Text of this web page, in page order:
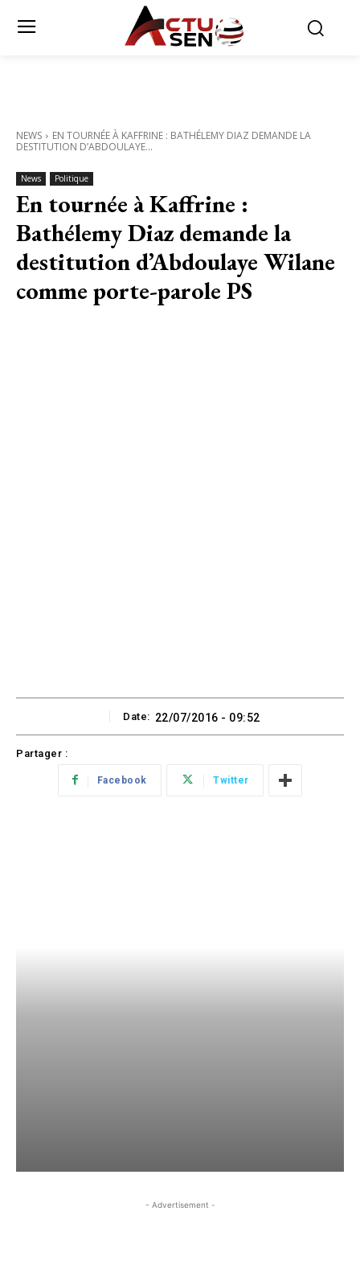
NEWS
EN TOURNÉE À KAFFRINE : BATHÉLEMY DIAZ DEMANDE LA
DESTITUTION D’ABDOULAYE...
News Politique
En tournée à Kaffrine :
Bathélemy Diaz demande la
destitution d’Abdoulaye Wilane
comme porte-parole PS
Date: 22/07/2016 - 09:52
Partager :
Facebook Twitter
- Advertisement -